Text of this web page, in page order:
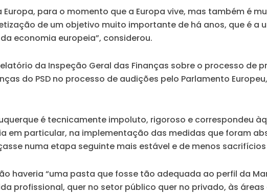
para o momento que a Europa vive, mas também é
de um objetivo muito importante de há anos, que é a
economia europeia”, considerou.
da Inspeção Geral das Finanças sobre o processo de
do PSD no processo de audições pelo Parlamento
é tecnicamente impoluto, rigoroso e correspondeu
em particular, na implementação das medidas que foram
numa etapa seguinte mais estável e de menos
haveria “uma pasta que fosse tão adequada ao perfil da
profissional, quer no setor público quer no privado, às